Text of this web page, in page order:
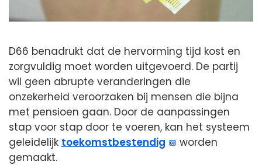
D66 benadrukt dat de hervorming tijd kost en
zorgvuldig moet worden uitgevoerd. De partij
wil geen abrupte veranderingen die
onzekerheid veroorzaken bij mensen die bijna
met pensioen gaan. Door de aanpassingen
stap voor stap door te voeren, kan het systeem
geleidelijk toekomstbestendig
worden
gemaakt.